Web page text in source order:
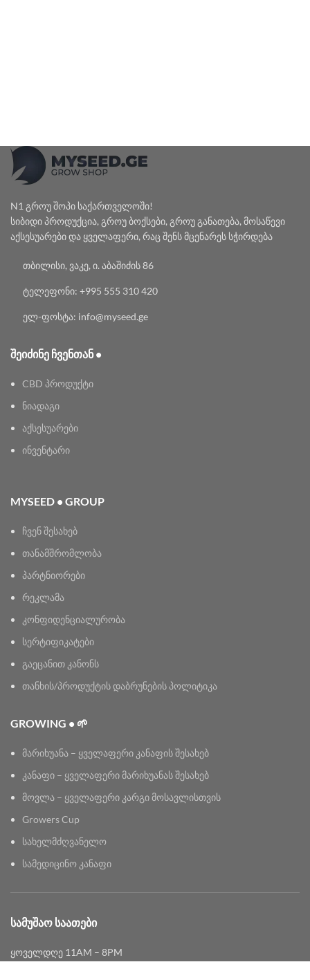
N1 გროუ შოპი საქართველოში!
სიბიდი პროდუქცია, გროუ ბოქსები, გროუ განათება, მოსაწევი
აქსესუარები და ყველაფერი, რაც შენს მცენარეს სჭირდება
თბილისი, ვაკე, ი. აბაშიძის 86
ტელეფონი: +995 555 310 420
ელ-ფოსტა: info@myseed.ge
ᲨᲔᲘᲫᲘᲜᲔ ᲩᲕᲔᲜᲗᲐᲜ •
CBD პროდუქტი
ნიადაგი
აქსესუარები
ინვენტარი
MYSEED • GROUP
ჩვენ შესახებ
თანამშრომლობა
პარტნიორები
რეკლამა
კონფიდენციალურობა
სერტიფიკატები
გაეცანით კანონს
თანხის/პროდუქტის დაბრუნების პოლიტიკა
GROWING • 🌱
მარიხუანა – ყველაფერი კანაფის შესახებ
კანაფი – ყველაფერი მარიხუანას შესახებ
მოვლა – ყველაფერი კარგი მოსავლისთვის
Growers Cup
სახელმძღვანელო
სამედიცინო კანაფი
ᲡᲐᲛᲣᲨᲐᲝ ᲡᲐᲐᲗᲔᲑᲘ
ყოველდღე 11AM – 8PM